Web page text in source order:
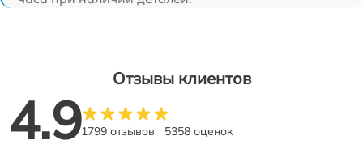
Отзывы клиентов
4.91799 отзывов 5358 оценок